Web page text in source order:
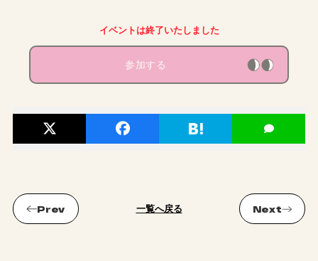
イベントは終了いたしました
参加する
一覧へ戻る